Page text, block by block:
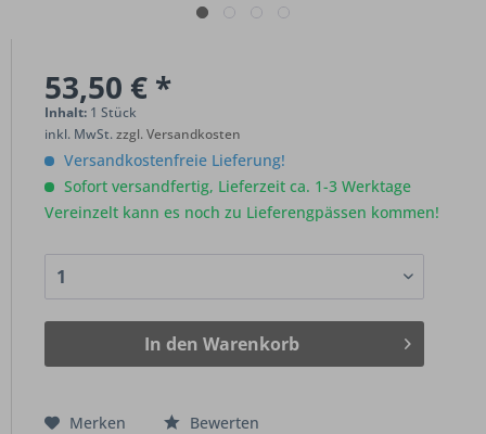
53,50 € *
Inhalt: 1 Stück
inkl. MwSt.zzgl. Versandkosten
Versandkostenfreie Lieferung!
Sofort versandfertig, Lieferzeit ca. 1-3 Werktage
Vereinzelt kann es noch zu Lieferengpässen kommen!
In den Warenkorb
Merken Bewerten